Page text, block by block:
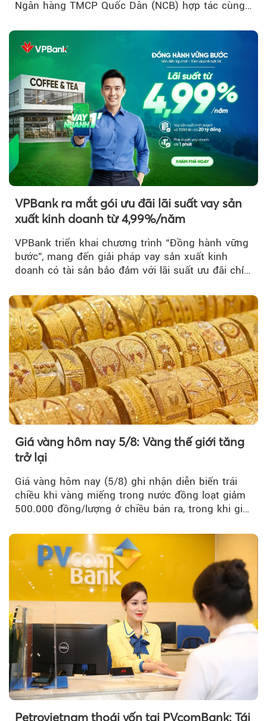
Ngân hàng TMCP Quốc Dân (NCB) hợp tác cùng
VPBank ra mắt gói ưu đãi lãi suất vay sản
xuất kinh doanh từ 4,99%/năm
VPBank triển khai chương trình “Đồng hành vững
bước”, mang đến giải pháp vay sản xuất kinh
doanh có tài sản bảo đảm với lãi suất ưu đãi chỉ
Giá vàng hôm nay 5/8: Vàng thế giới tăng
trở lại
Giá vàng hôm nay (5/8) ghi nhận diễn biến trái
chiều khi vàng miếng trong nước đồng loạt giảm
500.000 đồng/lượng ở chiều bán ra, trong khi giá
thương hiệu.
Petrovietnam thoái vốn tại PVcomBank: Tái